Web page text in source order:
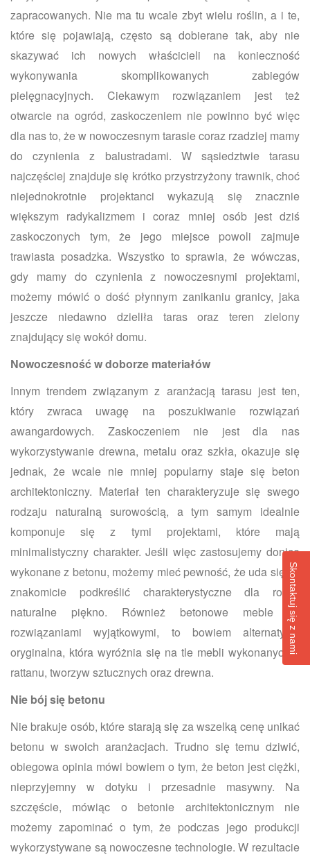
zapracowanych. Nie ma tu wcale zbyt wielu roślin, a i te,
które się pojawiają, często są dobierane tak, aby nie
skazywać ich nowych właścicieli na konieczność
wykonywania skomplikowanych zabiegów
pielęgnacyjnych. Ciekawym rozwiązaniem jest też
otwarcie na ogród, zaskoczeniem nie powinno być więc
dla nas to, że w nowoczesnym tarasie coraz rzadziej mamy
do czynienia z balustradami. W sąsiedztwie tarasu
najczęściej znajduje się krótko przystrzyżony trawnik, choć
niejednokrotnie projektanci wykazują się znacznie
większym radykalizmem i coraz mniej osób jest dziś
zaskoczonych tym, że jego miejsce powoli zajmuje
trawiasta posadzka. Wszystko to sprawia, że wówczas,
gdy mamy do czynienia z nowoczesnymi projektami,
możemy mówić o dość płynnym zanikaniu granicy, jaka
jeszcze niedawno dzieliła taras oraz teren zielony
znajdujący się wokół domu.
Nowoczesność w doborze materiałów
Innym trendem związanym z aranżacją tarasu jest ten,
który zwraca uwagę na poszukiwanie rozwiązań
awangardowych. Zaskoczeniem nie jest dla nas
wykorzystywanie drewna, metalu oraz szkła, okazuje się
jednak, że wcale nie mniej popularny staje się beton
architektoniczny. Materiał ten charakteryzuje się swego
rodzaju naturalną surowością, a tym samym idealnie
komponuje się z tymi projektami, które mają
minimalistyczny charakter. Jeśli więc zastosujemy donice
wykonane z betonu, możemy mieć pewność, że uda się im
znakomicie podkreślić charakterystyczne dla roślin
naturalne piękno. Również betonowe meble są
rozwiązaniami wyjątkowymi, to bowiem alternatywa
oryginalna, która wyróżnia się na tle mebli wykonanych z
rattanu, tworzyw sztucznych oraz drewna.
Nie bój się betonu
Nie brakuje osób, które starają się za wszelką cenę unikać
betonu w swoich aranżacjach. Trudno się temu dziwić,
obiegowa opinia mówi bowiem o tym, że beton jest ciężki,
nieprzyjemny w dotyku i przesadnie masywny. Na
szczęście, mówiąc o betonie architektonicznym nie
możemy zapominać o tym, że podczas jego produkcji
wykorzystywane są nowoczesne technologie. W rezultacie
Skontaktuj się z nami